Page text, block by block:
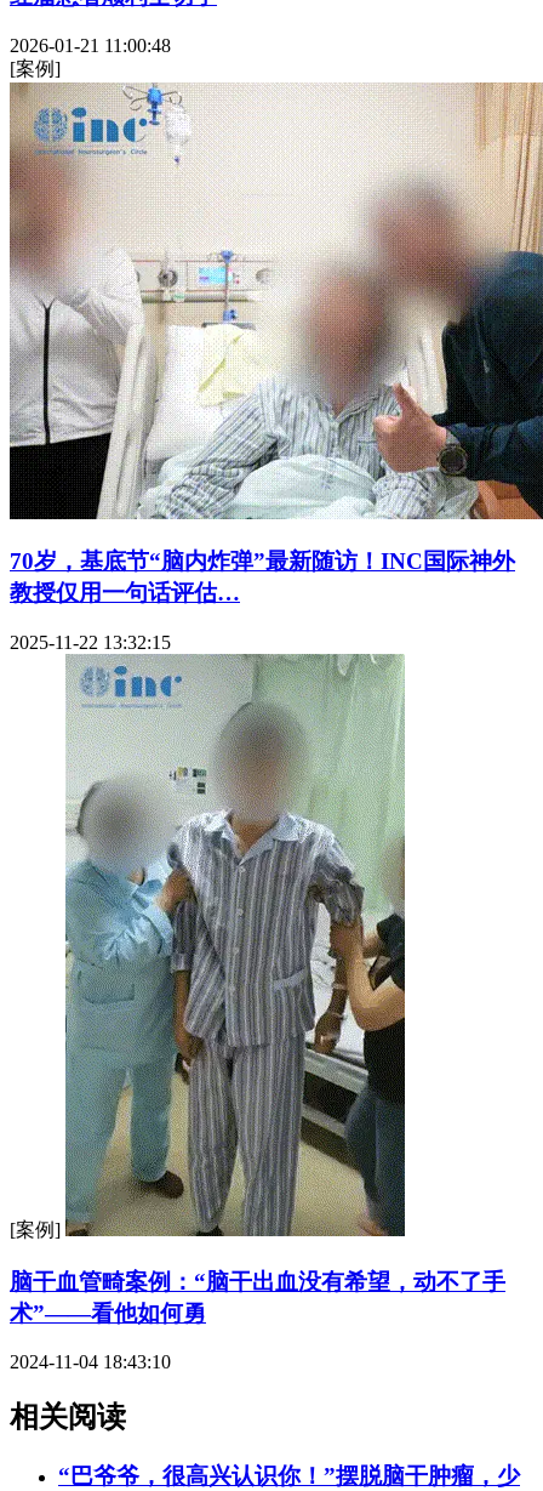
2026-01-21 11:00:48
[案例]
70岁，基底节“脑内炸弹”最新随访！INC国际神外
教授仅用一句话评估…
2025-11-22 13:32:15
[案例]
脑干血管畸案例：“脑干出血没有希望，动不了手
术”——看他如何勇
2024-11-04 18:43:10
相关阅读
“巴爷爷，很高兴认识你！”摆脱脑干肿瘤，少